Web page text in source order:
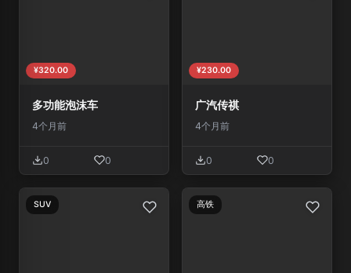
¥320.00
多功能泡沫车
4个月前
0 0
¥230.00
广汽传祺
4个月前
0 0
SUV 高铁